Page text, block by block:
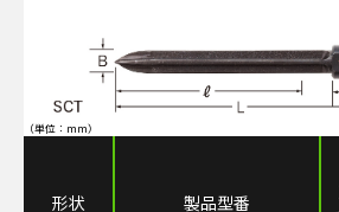
（単位：mm）
形状 製品型番